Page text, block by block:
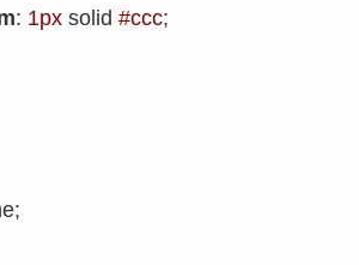
: 1px solid #ccc;